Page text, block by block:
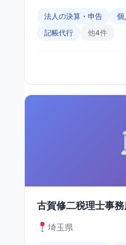
法人の決算・申告
個
記帳代行
他4件
古賀修二税理士事
埼玉県